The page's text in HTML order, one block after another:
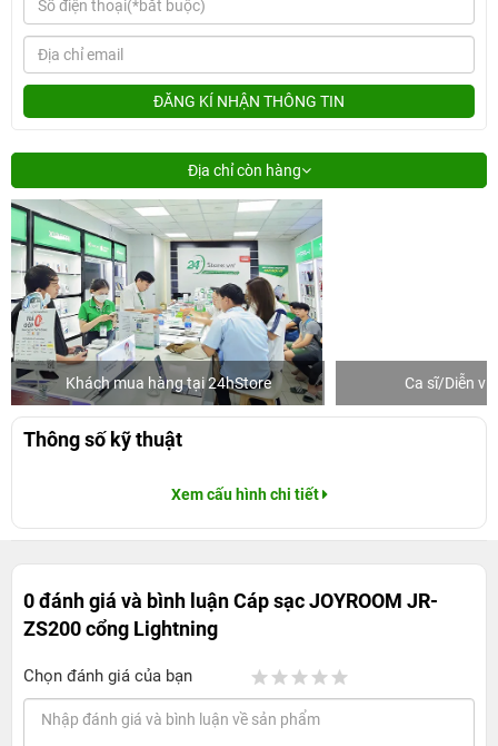
ĐĂNG KÍ NHẬN THÔNG TIN
Địa chỉ còn hàng
Khách mua hàng tại 24hStore Ca sĩ/Diễn
Thông số kỹ thuật
Xem cấu hình chi tiết
0 đánh giá và bình luậnCáp sạc JOYROOM JR-
ZS200 cổng Lightning
Chọn đánh giá của bạn